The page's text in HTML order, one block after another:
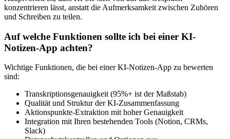
konzentrieren lässt, anstatt die Aufmerksamkeit zwischen Zuhören
und Schreiben zu teilen.
Auf welche Funktionen sollte ich bei einer KI-
Notizen-App achten?
Wichtige Funktionen, die bei einer KI-Notizen-App zu bewerten
sind:
Transkriptionsgenauigkeit (95%+ ist der Maßstab)
Qualität und Struktur der KI-Zusammenfassung
Aktionspunkte-Extraktion mit hoher Genauigkeit
Integration mit Ihren bestehenden Tools (Notion, CRMs,
Slack)